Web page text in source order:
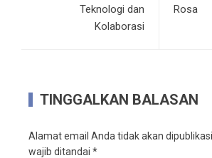
Teknologi dan
Kolaborasi
Rosa
TINGGALKAN BALASAN
Alamat email Anda tidak akan
wajib ditandai *